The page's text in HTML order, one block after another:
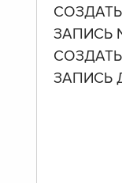
ЗАПИСЬ
ЗАПИСЬ